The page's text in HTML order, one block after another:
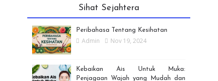
Sihat Sejahtera
Peribahasa Tentang Kesihatan
Admin Nov 19, 2024
Kebaikan Ais Untuk Muka:
Penjagaan Wajah yang Mudah dan